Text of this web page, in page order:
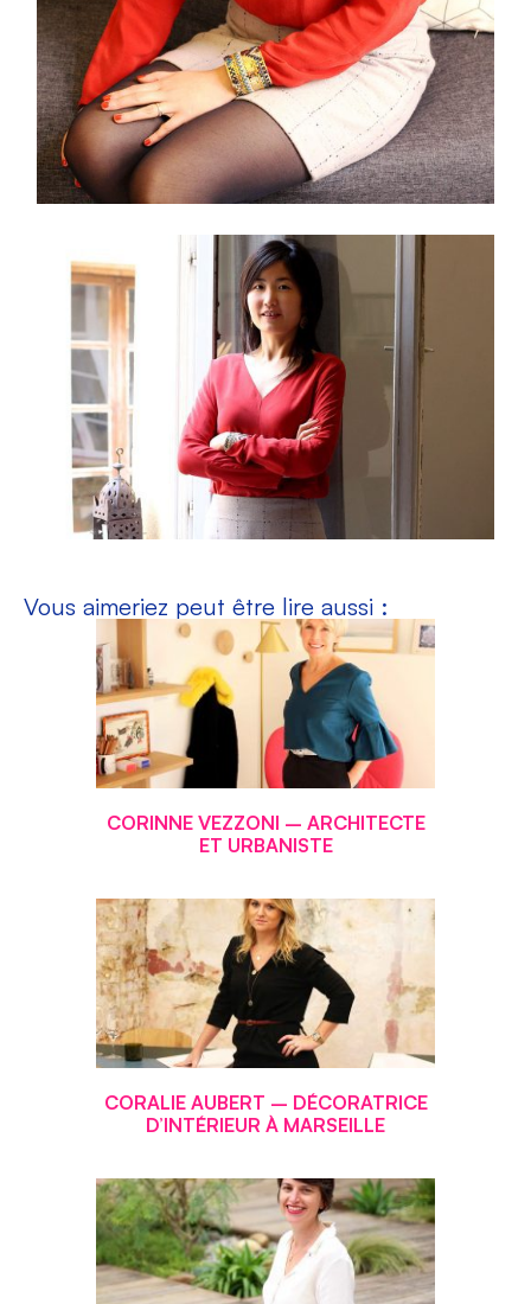
Vous aimeriez peut être lire aussi :
CORINNE VEZZONI – ARCHITECTE
ET URBANISTE
CORALIE AUBERT – DÉCORATRICE
D’INTÉRIEUR À MARSEILLE